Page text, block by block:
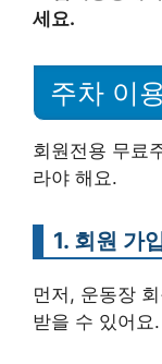
세요.
주차 이
회원전용 무료
라야 해요.
1. 회원 가
먼저, 운동장
받을 수 있어요